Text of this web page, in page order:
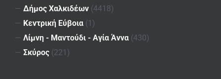
— Δήμος Χαλκιδέων (4418)
— Κεντρική Εύβοια (1)
— Λίμνη - Μαντούδι - Αγία Άννα (430)
— Σκύρος (221)